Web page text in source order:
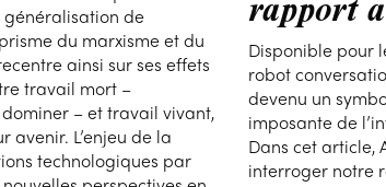
de
du marxisme et du
ainsi sur ses effets
travail mort –
– et travail vivant,
avenir. L’enjeu de la
technologiques par
Disponible pour
robot
devenu un
imposante de
Dans cet article,
interroger notre